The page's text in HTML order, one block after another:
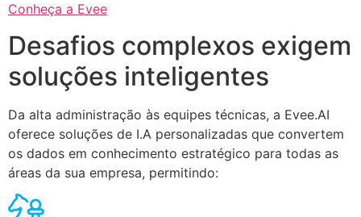
Conheça a Evee
Desafios complexos exigem
soluções inteligentes
Da alta administração às equipes técnicas, a Evee.AI
oferece soluções de I.A personalizadas que convertem
os dados em conhecimento estratégico para todas as
áreas da sua empresa, permitindo: